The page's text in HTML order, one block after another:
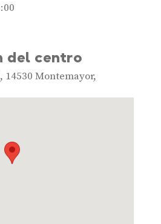
del centro
Montemayor,
invisibles
bluetooth
auditivas